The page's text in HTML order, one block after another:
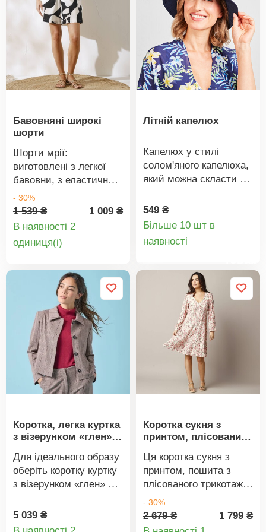
Ельдо.
Бавовняні широкі
шорти
Шорти мрії:
виготовлені з легкої
бавовни, з еластичним
поясом ззаду та
гарним графічним
принтом! Звичайна
Плоский пояс спереду,
складки спереду. 2
прорізні кишені.
Зав'язка на талії
спереду. Можна прати
в пральній машині.
- 30%
1 539 ₴
1 009 ₴
В наявності 2
oдиниця(і)
Літній капелюх
Капелюх у стилі
солом'яного капелюха,
який можна скласти в
текстильною стрічкою
та декоративним
обличчя від сонця.
розмірів. З чарівним
549 ₴
Більше 10 шт в
наявності
Коротка, легка куртка
з візерунком «глен»,
Для ідеального образу
оберіть коротку куртку
з візерунком «глен» у
Пропорційно
розроблена для жінок
5 039 ₴
Коротка сукня з
принтом, плісований
Ця коротка сукня з
принтом, пошита з
плісованого трикотажу,
полонить вашого
чарівного вирізу. V-
подібний виріз.
- 30%
2 679 ₴
1 799 ₴